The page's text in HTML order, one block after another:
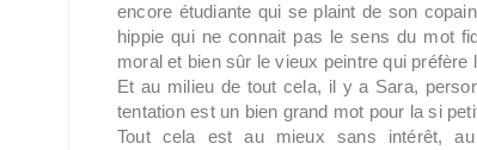
encore étudiante qui se plaint de son
hippie qui ne connait pas le sens du mot
moral et bien sûr le vieux peintre qui
Et au milieu de tout cela, il y a Sara,
tentation est un bien grand mot pour la si
Tout cela est au mieux sans intérêt,